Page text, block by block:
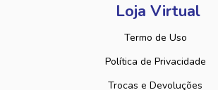
Loja Virtual
Termo de Uso
Política de Privacidade
Trocas e Devoluções